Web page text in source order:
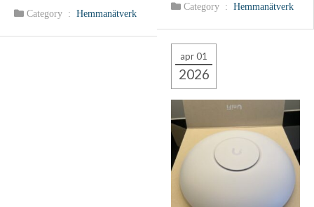
Category : Hemmanätverk
Category : Hemmanätverk
apr 01
2026